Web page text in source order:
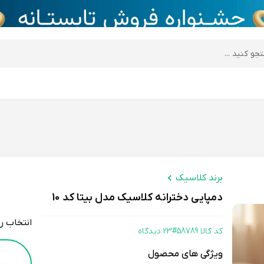
desktop
برند کلاسیک
دمپایی دخترانه کلاسیک مدل بیتا کد 10
کد کالا 58789# 23 دیدگاه
ویژگی های محصول
انتخاب
Color